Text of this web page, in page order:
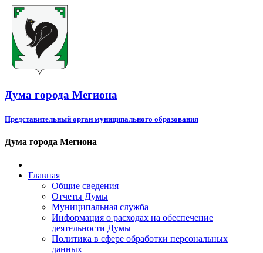
Дума города Мегиона
Представительный орган муниципального образования
Дума города Мегиона
Главная
Общие сведения
Отчеты Думы
Муниципальная служба
Информация о расходах на обеспечение
деятельности Думы
Политика в сфере обработки персональных
данных